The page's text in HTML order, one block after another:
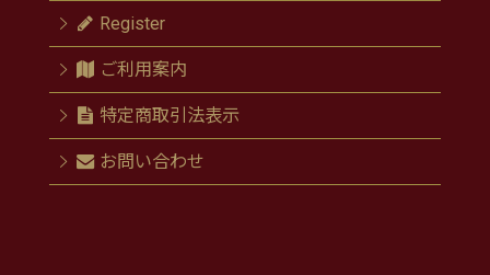
Register
ご利用案内
特定商取引法表示
お問い合わせ